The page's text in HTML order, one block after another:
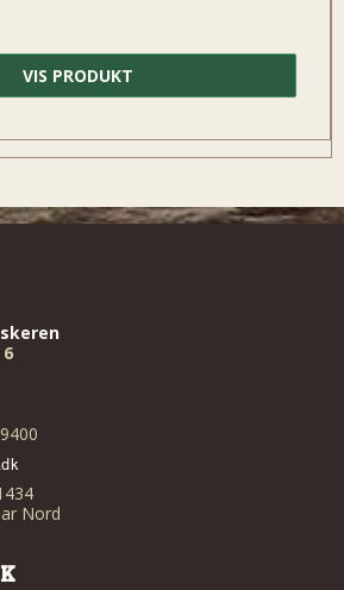
VIS PRODUKT
Nord